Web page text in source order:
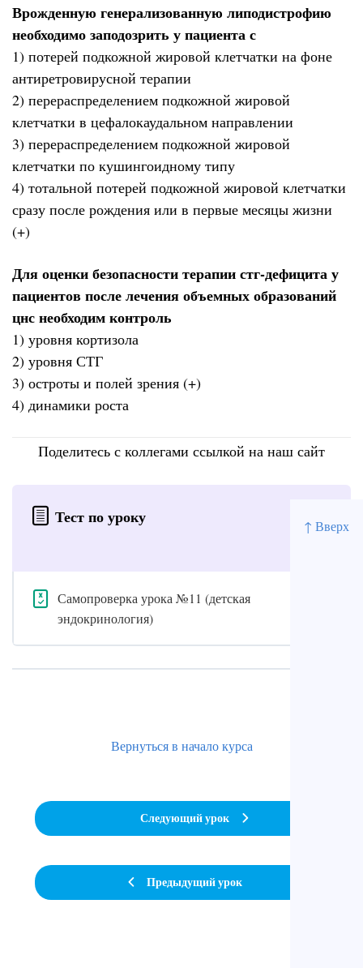
↑ Вверх
Врожденную генерализованную липодистрофию
необходимо заподозрить у пациента с
1) потерей подкожной жировой клетчатки на фоне
антиретровирусной терапии
2) перераспределением подкожной жировой
клетчатки в цефалокаудальном направлении
3) перераспределением подкожной жировой
клетчатки по кушингоидному типу
4) тотальной потерей подкожной жировой клетчатки
сразу после рождения или в первые месяцы жизни
(+)
Для оценки безопасности терапии стг-дефицита у
пациентов после лечения объемных образований
цнс необходим контроль
1) уровня кортизола
2) уровня СТГ
3) остроты и полей зрения (+)
4) динамики роста
Поделитесь с коллегами ссылкой на наш сайт
Тест по уроку
Самопроверка урока №11 (детская
эндокринология)
Предыдущий урок
Вернуться в начало курса
Следующий урок